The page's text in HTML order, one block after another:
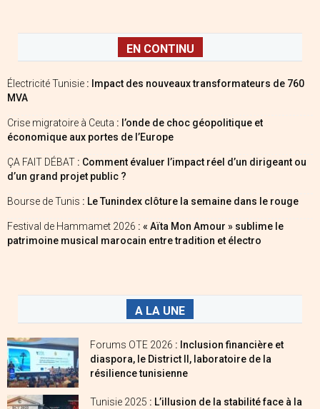
EN CONTINU
Électricité Tunisie : Impact des nouveaux transformateurs de 760
MVA
Crise migratoire à Ceuta : l’onde de choc géopolitique et
économique aux portes de l’Europe
ÇA FAIT DÉBAT : Comment évaluer l’impact réel d’un dirigeant ou
d’un grand projet public ?
Bourse de Tunis : Le Tunindex clôture la semaine dans le rouge
Festival de Hammamet 2026 : « Aïta Mon Amour » sublime le
patrimoine musical marocain entre tradition et électro
A LA UNE
Forums OTE 2026 : Inclusion financière et
diaspora, le District II, laboratoire de la
résilience tunisienne
Tunisie 2025 : L’illusion de la stabilité face à la